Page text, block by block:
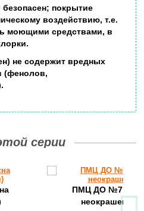
покрытие
воздействию, т.е.
моющими средствами, в
не содержит вредных
(фенолов,
серии
ПМЦ ДО №7
неокрашенная)